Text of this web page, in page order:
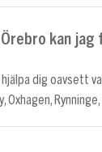
Örebro kan
hjälpa dig oavsett
Oxhagen,